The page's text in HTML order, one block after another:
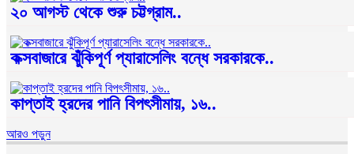
২০ আগস্ট থেকে শুরু চট্টগ্রাম..
কক্সবাজারে ঝুঁকিপূর্ণ প্যারাসেলিং বন্ধে সরকারকে..
কাপ্তাই হ্রদের পানি বিপৎসীমায়, ১৬..
আরও পড়ুন